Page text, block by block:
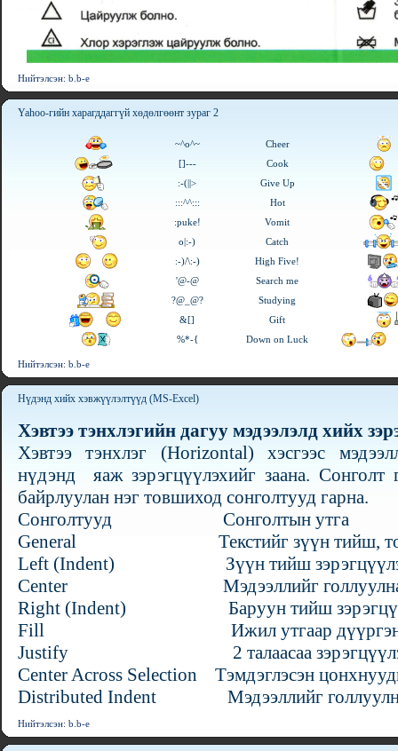
Нийтэлсэн: b.b-e
Yahoo-гийн харагддаггүй хөдөлгөөнт зураг 2
~^o^~
Cheer
[]---
Cook
:-(||>
Give Up
:::^^:::
Hot
:puke!
Vomit
o|:-)
Catch
:-)/\:-)
High Five!
'@-@
Search me
?@_@?
Studying
&[]
Gift
%*-{
Down on Luck
Нийтэлсэн: b.b-e
Нүдэнд хийх хэвжүүлэлтүүд (MS-Excel)
Хэвтээ тэнхлэгийн дагуу мэдээлэлд хийх
Хэвтээ тэнхлэг (Horizontal) хэсгээс
нүдэнд яаж зэрэгцүүлэхийг заана. Сонголт
байрлуулан нэг товшиход сонголтууд гарна.
Сонголтууд Сонголтын утга
General Текстийг зүүн тийш, тоог
Left (Indent) Зүүн тийш
Center Мэдээллийг
Right (Indent) Баруун тийш
Fill Ижил утгаар
Justify 2 талаасаа
Center Across Selection Тэмдэглэсэн
Distributed Indent Мэдээллийг
Нийтэлсэн: b.b-e